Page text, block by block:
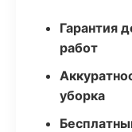
Гарантия
работ
уборка